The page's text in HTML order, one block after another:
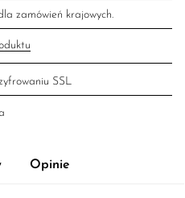
zamówień krajowych.
SSL
Opinie